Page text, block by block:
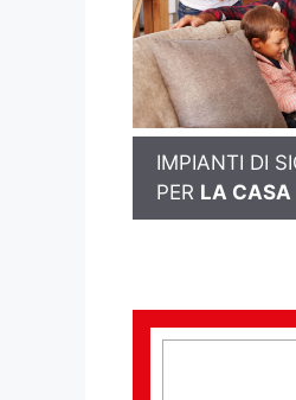
IMPIANTI DI
PER LA CASA